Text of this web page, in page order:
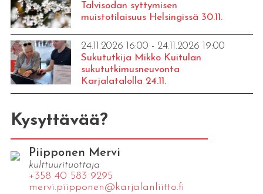
Talvisodan syttymisen
muistotilaisuus Helsingissä 30.11.
24.11.2026 16:00 - 24.11.2026 19:00
Sukututkija Mikko Kuitulan
sukututkimusneuvonta
Karjalatalolla 24.11.
Kysyttävää?
Piipponen Mervi
kulttuurituottaja
+358 40 583 9295
mervi.​piipponen@​kar​jala​nlii​tto.​fi